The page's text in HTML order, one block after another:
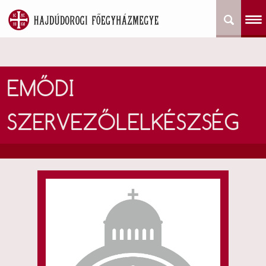
EMŐDI
SZERVEZŐLELKÉSZSÉG